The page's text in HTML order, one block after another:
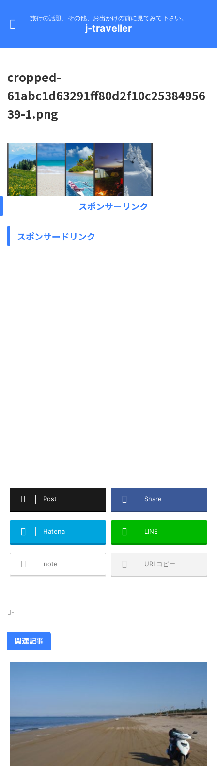
旅行の話題、その他、お出かけの前に見てみて下さい。
j-traveller
cropped-
61abc1d63291ff80d2f10c25384956
39-1.png
スポンサーリンク
スポンサードリンク
Post Share
Hatena LINE
note URLコピー
-
関連記事